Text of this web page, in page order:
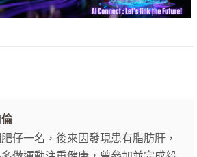
仔一名，後來因發現患有脂肪肝，